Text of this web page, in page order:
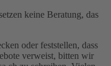
keine Beratung, das
oder feststellen, dass
verweist, bitten wir